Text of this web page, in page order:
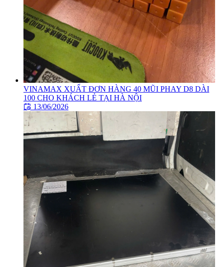
VINAMAX XUẤT ĐƠN HÀNG 40 MŨI PHAY D8 DÀI
100 CHO KHÁCH LẺ TẠI HÀ NỘI
13/06/2026